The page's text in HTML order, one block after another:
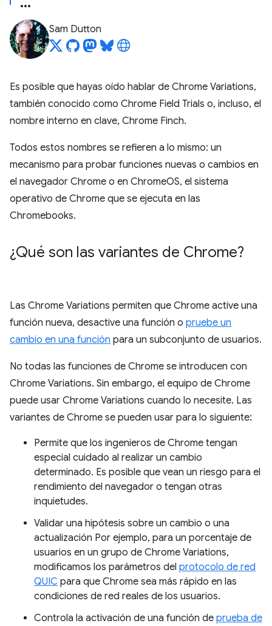
Sam Dutton
Es posible que hayas oído hablar de Chrome Variations,
también conocido como Chrome Field Trials o, incluso, el
nombre interno en clave, Chrome Finch.
Todos estos nombres se refieren a lo mismo: un
mecanismo para probar funciones nuevas o cambios en
el navegador Chrome o en ChromeOS, el sistema
operativo de Chrome que se ejecuta en las
Chromebooks.
¿Qué son las variantes de Chrome?
Las Chrome Variations permiten que Chrome active una
función nueva, desactive una función o pruebe un
cambio en una función para un subconjunto de usuarios.
No todas las funciones de Chrome se introducen con
Chrome Variations. Sin embargo, el equipo de Chrome
puede usar Chrome Variations cuando lo necesite. Las
variantes de Chrome se pueden usar para lo siguiente:
Permite que los ingenieros de Chrome tengan
especial cuidado al realizar un cambio
determinado. Es posible que vean un riesgo para el
rendimiento del navegador o tengan otras
inquietudes.
Validar una hipótesis sobre un cambio o una
actualización Por ejemplo, para un porcentaje de
usuarios en un grupo de Chrome Variations,
modificamos los parámetros del protocolo de red
QUIC para que Chrome sea más rápido en las
condiciones de red reales de los usuarios.
Controla la activación de una función de prueba de